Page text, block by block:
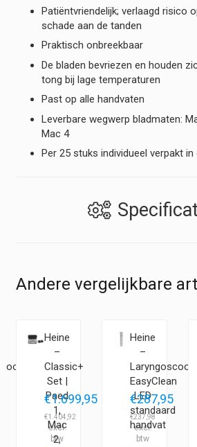
Patiëntvriendelijk; verlaagd risico
schade aan de tanden
Praktisch onbreekbaar
De bladen bevriezen en houden
tong bij lage temperaturen
Past op alle handvaten
Leverbare wegwerp bladmaten:
Mac 4
Per 25 stuks individueel verpakt
Andere vergelijkbare
Heine
–
Classic+
Set |
Paed
1,
Mac
2,
€1.699,95
€1.404,92
Heine
–
Laryngoscoop
EasyClean
LED
standaard
handvat
€287,95
€237,98